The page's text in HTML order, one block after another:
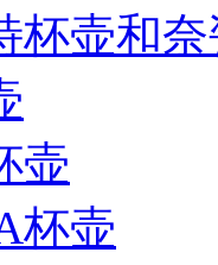
杯壶和
壶
杯壶